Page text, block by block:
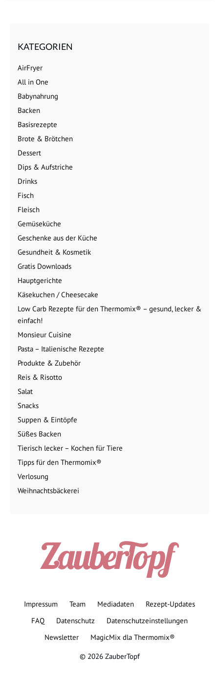
KATEGORIEN
AirFryer
All in One
Babynahrung
Backen
Basisrezepte
Brote & Brötchen
Dessert
Dips & Aufstriche
Drinks
Fisch
Fleisch
Gemüseküche
Geschenke aus der Küche
Gesundheit & Kosmetik
Gratis Downloads
Hauptgerichte
Käsekuchen / Cheesecake
Low Carb Rezepte für den Thermomix® – gesund, lecker &
einfach!
Monsieur Cuisine
Pasta – Italienische Rezepte
Produkte & Zubehör
Reis & Risotto
Salat
Snacks
Suppen & Eintöpfe
Süßes Backen
Tierisch lecker – Kochen für Tiere
Tipps für den Thermomix®
Verlosung
Weihnachtsbäckerei
Impressum Team Mediadaten
Rezept-Updates
FAQ
Datenschutz
Datenschutzeinstellungen
Newsletter
MagicMix dla Thermomix®
© 2026 ZauberTopf